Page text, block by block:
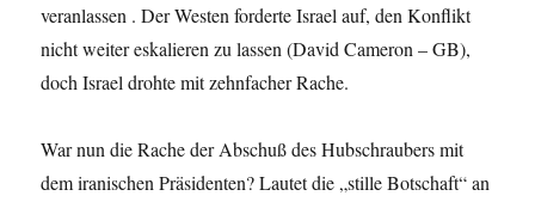
veranlassen . Der Westen forderte Israel auf, den Konflikt
nicht weiter eskalieren zu lassen (David Cameron – GB),
doch Israel drohte mit zehnfacher Rache.
War nun die Rache der Abschuß des Hubschraubers mit
dem iranischen Präsidenten? Lautet die „stille Botschaft“ an